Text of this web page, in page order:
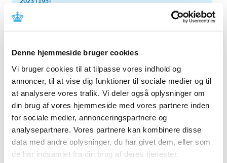
Denne hjemmeside bruger cookies
Vi bruger cookies til at tilpasse vores indhold og
annoncer, til at vise dig funktioner til sociale medier og til
at analysere vores trafik. Vi deler også oplysninger om
din brug af vores hjemmeside med vores partnere inden
for sociale medier, annonceringspartnere og
analysepartnere. Vores partnere kan kombinere disse
data med andre oplysninger, du har givet dem, eller som
de har indsamlet fra din brug af deres tjenester.
2022 (197)
2021 (516)
2019 (159)
2018 (150)
2017 (167)
2016 (167)
2015 (33)
2014 (44)
december (3)
november (3)